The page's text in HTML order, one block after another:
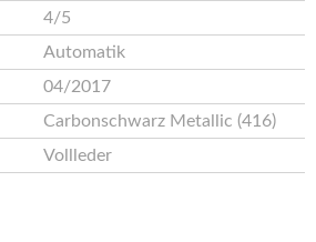
4/5
Automatik
04/2017
Carbonschwarz Metallic (416)
Vollleder